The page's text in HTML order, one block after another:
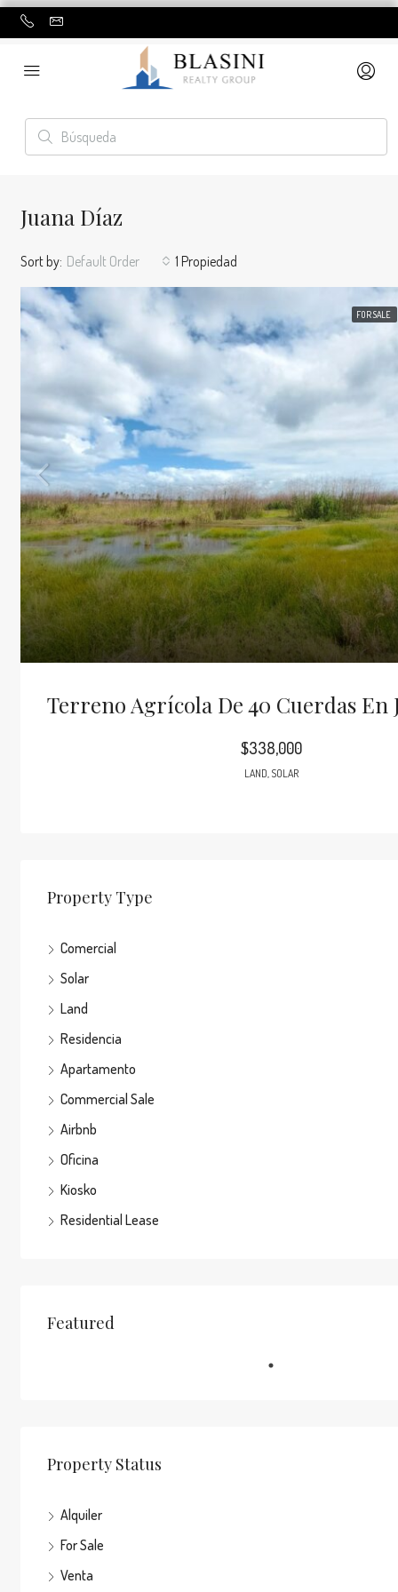
Juana Díaz
1 Propiedad
Sort by: Default Order
FOR SALE
Terreno Agrícola De 40 Cuerdas En
$338,000
LAND, SOLAR
Property Type
Comercial
Solar
Land
Residencia
Apartamento
Commercial Sale
Airbnb
Oficina
Kiosko
Residential Lease
Featured
Property Status
Alquiler
For Sale
Venta